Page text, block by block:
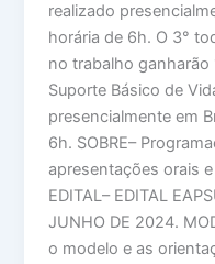
realizado
horária de 6h. O 3°
no trabalho
Suporte Básico de
presencialmente em
6h. SOBRE–
apresentações orais
EDITAL– EDITAL
JUNHO DE 2024.
o modelo e as